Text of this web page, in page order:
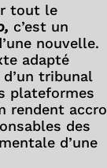
tout le
c’est un
nouvelle.
adapté
tribunal
plateformes
rendent accro
des
d’une